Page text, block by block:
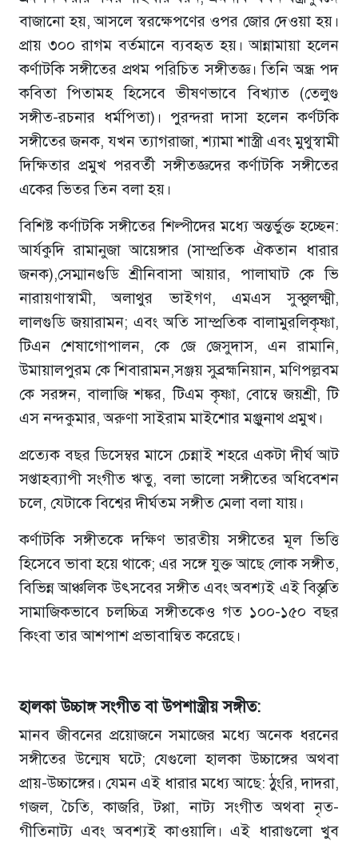
বাজানো হয়, আসলে স্বরক্ষেপণের ওপর জোর দেওয়া হয়।
প্রায় ৩০০ রাগম বর্তমানে ব্যবহৃত হয়। আন্নামায়া হলেন
কর্ণাটকি সঙ্গীতের প্রথম পরিচিত সঙ্গীতজ্ঞ। তিনি অন্ধ্র পদ
কবিতা পিতামহ হিসেবে ভীষণভাবে বিখ্যাত (তেলুগু
সঙ্গীত-রচনার ধর্মপিতা)। পুরন্দরা দাসা হলেন কর্ণটকি
সঙ্গীতের জনক, যখন ত্যাগরাজা, শ্যামা শাস্ত্রী এবং মুথুস্বামী
দিক্ষিতার প্রমুখ পরবর্তী সঙ্গীতজ্ঞদের কর্ণাটকি সঙ্গীতের
একের ভিতর তিন বলা হয়।
বিশিষ্ট কর্ণাটকি সঙ্গীতের শিল্পীদের মধ্যে অন্তর্ভুক্ত হচ্ছেন:
আর্যকুদি রামানুজা আয়েঙ্গার (সাম্প্রতিক ঐকতান ধারার
জনক),সেম্মানগুডি শ্রীনিবাসা আয়ার, পালাঘাট কে ভি
নারায়ণাস্বামী, অলাথুর ভাইগণ, এমএস সুব্বুলক্ষ্মী,
লালগুডি জয়ারামন; এবং অতি সাম্প্রতিক বালামুরলিকৃষ্ণা,
টিএন শেষাগোপালন, কে জে জেসুদাস, এন রামানি,
উমায়ালপুরম কে শিবারামন,সঞ্জয় সুব্রহ্মনিয়ান, মণিপল্লবম
কে সরঙ্গন, বালাজি শঙ্কর, টিএম কৃষ্ণা, বোম্বে জয়শ্রী, টি
এস নন্দকুমার, অরুণা সাইরাম মাইশোর মঞ্জুনাথ প্রমুখ।
প্রত্যেক বছর ডিসেম্বর মাসে চেন্নাই শহরে একটা দীর্ঘ আট
সপ্তাহব্যাপী সংগীত ঋতু, বলা ভালো সঙ্গীতের অধিবেশন
চলে, যেটাকে বিশ্বের দীর্ঘতম সঙ্গীত মেলা বলা যায়।
কর্ণাটকি সঙ্গীতকে দক্ষিণ ভারতীয় সঙ্গীতের মূল ভিত্তি
হিসেবে ভাবা হয়ে থাকে; এর সঙ্গে যুক্ত আছে লোক সঙ্গীত,
বিভিন্ন আঞ্চলিক উৎসবের সঙ্গীত এবং অবশ্যই এই বিস্তৃতি
সামাজিকভাবে চলচ্চিত্র সঙ্গীতকেও গত ১০০-১৫০ বছর
কিংবা তার আশপাশ প্রভাবান্বিত করেছে।
হালকা উচ্চাঙ্গ সংগীত বা উপশাস্ত্রীয় সঙ্গীত:
মানব জীবনের প্রয়োজনে সমাজের মধ্যে অনেক ধরনের
সঙ্গীতের উন্মেষ ঘটে; যেগুলো হালকা উচ্চাঙ্গের অথবা
প্রায়-উচ্চাঙ্গের। যেমন এই ধারার মধ্যে আছে: ঠুংরি, দাদরা,
গজল, চৈতি, কাজরি, টপ্পা, নাট্য সংগীত অথবা নৃত-
গীতিনাট্য এবং অবশ্যই কাওয়ালি। এই ধারাগুলো খুব